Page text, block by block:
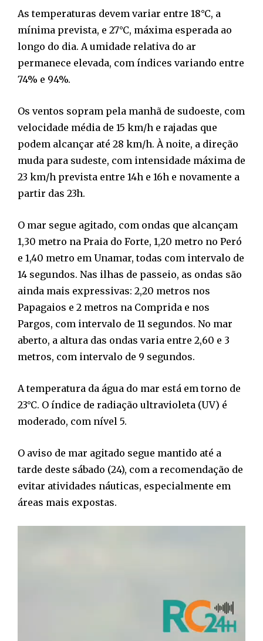
As temperaturas devem variar entre 18°C, a
mínima prevista, e 27°C, máxima esperada ao
longo do dia. A umidade relativa do ar
permanece elevada, com índices variando entre
74% e 94%.
Os ventos sopram pela manhã de sudoeste, com
velocidade média de 15 km/h e rajadas que
podem alcançar até 28 km/h. À noite, a direção
muda para sudeste, com intensidade máxima de
23 km/h prevista entre 14h e 16h e novamente a
partir das 23h.
O mar segue agitado, com ondas que alcançam
1,30 metro na Praia do Forte, 1,20 metro no Peró
e 1,40 metro em Unamar, todas com intervalo de
14 segundos. Nas ilhas de passeio, as ondas são
ainda mais expressivas: 2,20 metros nos
Papagaios e 2 metros na Comprida e nos
Pargos, com intervalo de 11 segundos. No mar
aberto, a altura das ondas varia entre 2,60 e 3
metros, com intervalo de 9 segundos.
A temperatura da água do mar está em torno de
23°C. O índice de radiação ultravioleta (UV) é
moderado, com nível 5.
O aviso de mar agitado segue mantido até a
tarde deste sábado (24), com a recomendação de
evitar atividades náuticas, especialmente em
áreas mais expostas.